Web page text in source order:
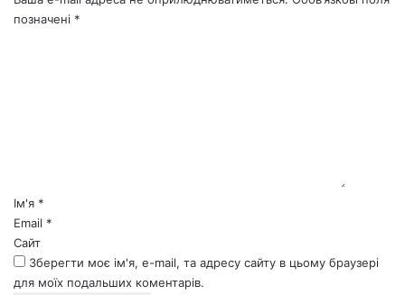
позначені *
*
Ім'я *
Email *
Сайт
Зберегти моє ім'я, e-mail, та адресу сайту в цьому браузері
для моїх подальших коментарів.